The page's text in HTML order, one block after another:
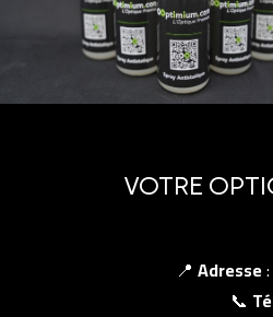
VOTRE
📍 Adresse:
📞